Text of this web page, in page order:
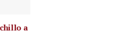
a